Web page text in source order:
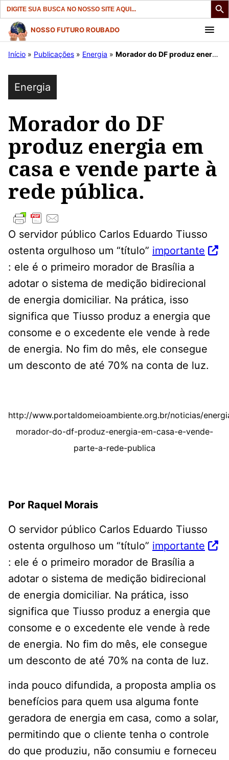
Search
for:
Pular
para
conteúdo
NOSSO FUTURO ROUBADO
Início » Publicações » Energia » Morador do DF produz energia em casa e vende parte à rede pública.
Energia
Morador do DF
produz energia em
casa e vende parte à
rede pública.
O servidor público Carlos Eduardo Tiusso
ostenta orgulhoso um “título” importante
: ele é o primeiro morador de Brasília a
adotar o sistema de medição bidirecional
de energia domiciliar. Na prática, isso
significa que Tiusso produz a energia que
consome e o excedente ele vende à rede
de energia. No fim do mês, ele consegue
um desconto de até 70% na conta de luz.
http://www.portaldomeioambiente.org.br/noticias/
morador-do-df-produz-energia-em-casa-e-vende-
parte-a-rede-publica
Por Raquel Morais
O servidor público Carlos Eduardo Tiusso
ostenta orgulhoso um “título” importante
: ele é o primeiro morador de Brasília a
adotar o sistema de medição bidirecional
de energia domiciliar. Na prática, isso
significa que Tiusso produz a energia que
consome e o excedente ele vende à rede
de energia. No fim do mês, ele consegue
um desconto de até 70% na conta de luz.
inda pouco difundida, a proposta amplia os
benefícios para quem usa alguma fonte
geradora de energia em casa, como a solar,
permitindo que o cliente tenha o controle
do que produziu, não consumiu e forneceu